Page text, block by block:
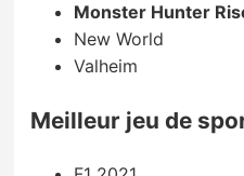
Monster Hunter
New World
Valheim
Meilleur jeu de